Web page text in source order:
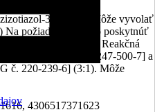
(EUH vety)
3(2H)-on. Môže vyvolať
Na požiadanie možno poskytnúť
(EUH208) Obsahuje Reakčná
3-on [EG č. 247-500-7] a
č. 220-239-6] (3:1). Môže
4306517371623